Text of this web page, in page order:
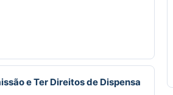
e Ter Direitos de Dispensa